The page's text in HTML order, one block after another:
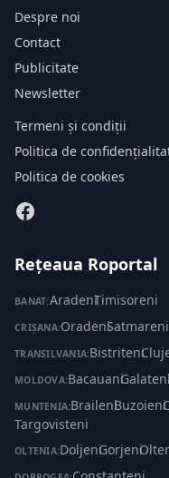
Despre noi
Contact
Publicitate
Newsletter
Termeni și condiții
Politica de
Politica de cookies
Rețeaua Roportal
BANAT:Aradeni·Timisoreni
CRIȘANA:Oradeni·Satmareni
TRANSILVANIA:Bistriteni·
MOLDOVA:Bacauani·
MUNTENIA:Braileni·Buzoieni·
Targovisteni
OLTENIA:Doljeni·Gorjeni·